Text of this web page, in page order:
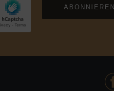
ABONNIEREN